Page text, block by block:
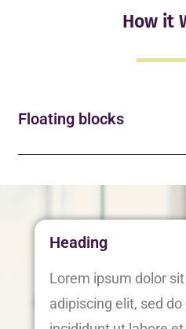
How it
Floating blocks
Heading
Lorem ipsum dolor
adipiscing elit, sed